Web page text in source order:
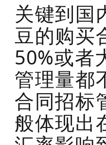
关键到国
豆的购买
50%或者
管理量都
合同招标
般体现出